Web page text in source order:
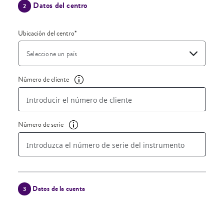
2 Datos del centro
Ubicación del centro*
Seleccione un país
Número de cliente
Número de serie
3 Datos de la cuenta